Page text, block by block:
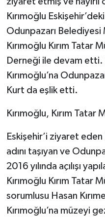
Kırımoğlu
Odunpazarı
Kırımoğlu Kırım Tatar
Derneği ile devam
Kırımoğlu’na
Kurt da eşlik etti.
Kırımoğlu, Kırım Tatar
Eskişehir’i ziyaret eden
adını taşıyan ve
2016 yılında açılışı
Kırımoğlu Kırım Tatar
sorumlusu Hasan
Kırımoğlu’na müzeyi